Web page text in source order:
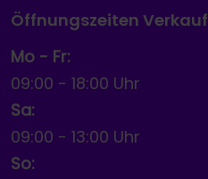
Öffnungszeiten Verkauf
Mo - Fr:
09:00 - 18:00 Uhr
Sa:
09:00 - 13:00 Uhr
So: